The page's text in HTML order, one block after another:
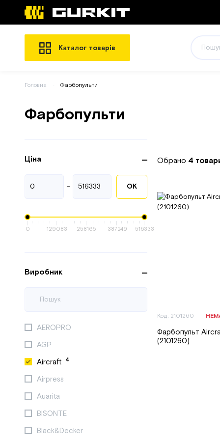
Каталог товарів
Головна Фарбопульти
Фарбопульти
Ціна
- ОК
0 129083 258166 387249 516333
Виробник
AEROPRO
AGP
Aircraft 4
Airpress
Auarita
BISONTE
Black&Decker
Обрано 4
Код: 2101260
Фарбопульт
(2101260)